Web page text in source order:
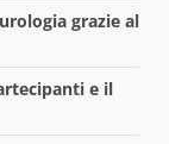
grazie al
e il